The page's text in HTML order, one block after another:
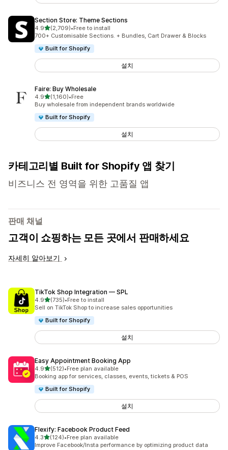
Section Store: Theme Sections
4.9별 5개 중
(2,709)
총 리뷰 2709개
•Free to install
700+ Customisable Sections. + Bundles, Cart Drawer & Blocks
Built for Shopify
설치
Faire: Buy Wholesale
4.9별 5개 중
(1,160)
총 리뷰 1160개
•Free
Buy wholesale from independent brands worldwide
Built for Shopify
설치
카테고리별 Built for Shopify 앱 찾기
비즈니스 전 영역을 위한 고품질 앱
판매 채널
고객이 쇼핑하는 모든 곳에서 판매하세요
자세히 알아보기
TikTok Shop Integration — SPL
4.9별 5개 중
(735)
총 리뷰 735개
•Free to install
Sell on TikTok Shop to increase sales opportunities
Built for Shopify
설치
Easy Appointment Booking App
4.9별 5개 중
(512)
총 리뷰 512개
•Free plan available
Booking app for services, classes, events, tickets & POS
Built for Shopify
설치
Flexify: Facebook Product Feed
4.3별 5개 중
(124)
총 리뷰 124개
•Free plan available
Improve Facebook/Insta performance by optimizing product data